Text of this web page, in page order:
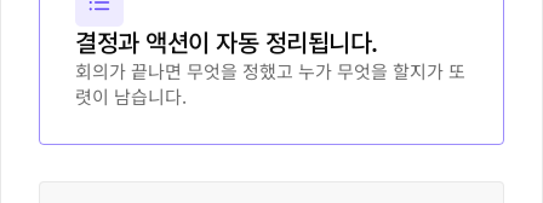
결정과 액션이 자동 정리됩니다.
회의가 끝나면 무엇을 정했고 누가 무엇을 할지가 또
렷이 남습니다.